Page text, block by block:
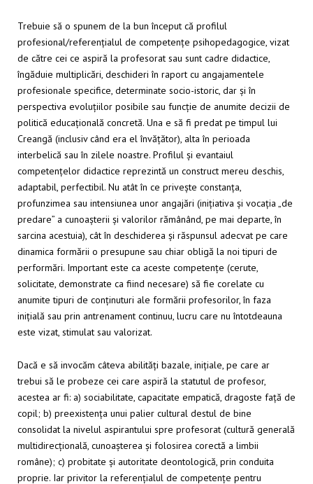
Trebuie să o spunem de la bun început că profilul
profesional/referențialul de competențe psihopedagogice, vizat
de către cei ce aspiră la profesorat sau sunt cadre didactice,
îngăduie multiplicări, deschideri în raport cu angajamentele
profesionale specifice, determinate socio-istoric, dar și în
perspectiva evoluțiilor posibile sau funcție de anumite decizii de
politică educațională concretă. Una e să fi predat pe timpul lui
Creangă (inclusiv când era el învățător), alta în perioada
interbelică sau în zilele noastre. Profilul și evantaiul
competențelor didactice reprezintă un construct mereu deschis,
adaptabil, perfectibil. Nu atât în ce privește constanța,
profunzimea sau intensiunea unor angajări (inițiativa și vocația „de
predare” a cunoașterii și valorilor rămânând, pe mai departe, în
sarcina acestuia), cât în deschiderea și răspunsul adecvat pe care
dinamica formării o presupune sau chiar obligă la noi tipuri de
performări. Important este ca aceste competențe (cerute,
solicitate, demonstrate ca fiind necesare) să fie corelate cu
anumite tipuri de conținuturi ale formării profesorilor, în faza
inițială sau prin antrenament continuu, lucru care nu întotdeauna
este vizat, stimulat sau valorizat.
Dacă e să invocăm câteva abilități bazale, inițiale, pe care ar
trebui să le probeze cei care aspiră la statutul de profesor,
acestea ar fi: a) sociabilitate, capacitate empatică, dragoste față de
copil; b) preexistența unui palier cultural destul de bine
consolidat la nivelul aspirantului spre profesorat (cultură generală
multidirecțională, cunoașterea și folosirea corectă a limbii
române); c) probitate și autoritate deontologică, prin conduita
proprie. Iar privitor la referențialul de competențe pentru